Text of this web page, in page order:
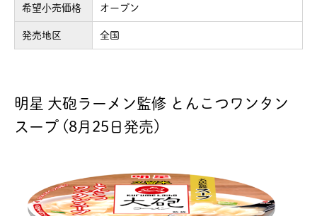
希望小売価格 オープン
発売地区 全国
明星 大砲ラーメン監修 とんこつワンタン
スープ (8月25日発売)